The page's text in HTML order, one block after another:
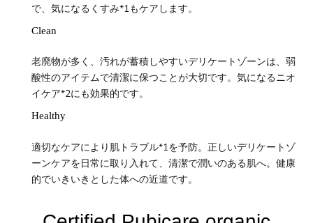
で、気になるくすみ*1もケアします。
Clean
老廃物が多く、汚れが蓄積しやすいデリケートゾーンは、弱
酸性のアイテムで清潔に保つことが大切です。気になるニオ
イケア*2にも効果的です。
Healthy
適切なケアにより肌トラブル*1を予防。正しいデリケートゾ
ーンケアを日常に取り入れて、清潔で潤いのある肌へ。健康
的でいきいきとした体への近道です。